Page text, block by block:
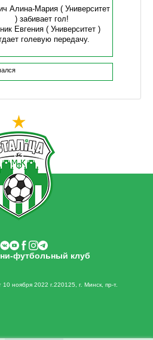
Алина-Мария ( Университет
) забивает гол!
Евгения ( Университет )
голевую передачу.
футбольный клуб
ноября 2022 г.220125, г. Минск, пр-т.